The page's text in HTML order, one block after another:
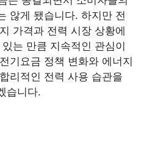
않게 됐습니다. 하지만 전
가격과 전력 시장 상황에
는 만큼 지속적인 관심이
기요금 정책 변화와 에너지
리적인 전력 사용 습관을
습니다.